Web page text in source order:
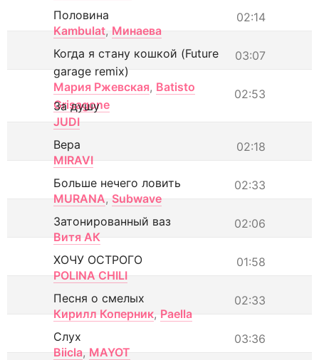
02:14
Половина
Kambulat, Минаева
03:07
Когда я стану кошкой (Future
garage remix)
Мария Ржевская, Batisto
Grisagone
02:53
За душу
JUDI
02:18
Вера
MIRAVI
02:33
Больше нечего ловить
MURANA, Subwave
02:06
Затонированный ваз
Витя АК
01:58
ХОЧУ ОСТРОГО
POLINA CHILI
02:33
Песня о смелых
Кирилл Коперник, Paella
03:36
Слух
Biicla, MAYOT